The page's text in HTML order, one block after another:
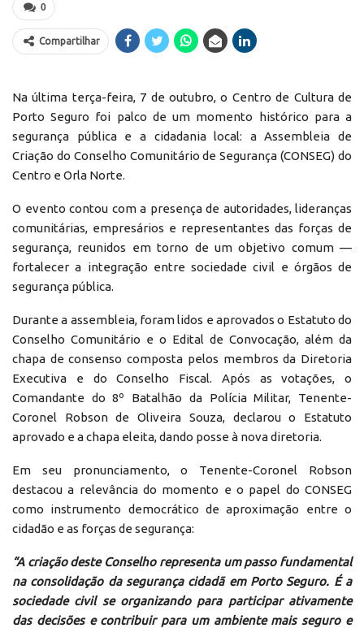
0
Compartilhar
Na última terça-feira, 7 de outubro, o Centro de Cultura de
Porto Seguro foi palco de um momento histórico para a
segurança pública e a cidadania local: a Assembleia de
Criação do Conselho Comunitário de Segurança (CONSEG) do
Centro e Orla Norte.
O evento contou com a presença de autoridades, lideranças
comunitárias, empresários e representantes das forças de
segurança, reunidos em torno de um objetivo comum —
fortalecer a integração entre sociedade civil e órgãos de
segurança pública.
Durante a assembleia, foram lidos e aprovados o Estatuto do
Conselho Comunitário e o Edital de Convocação, além da
chapa de consenso composta pelos membros da Diretoria
Executiva e do Conselho Fiscal. Após as votações, o
Comandante do 8º Batalhão da Polícia Militar, Tenente-
Coronel Robson de Oliveira Souza, declarou o Estatuto
aprovado e a chapa eleita, dando posse à nova diretoria.
Em seu pronunciamento, o Tenente-Coronel Robson
destacou a relevância do momento e o papel do CONSEG
como instrumento democrático de aproximação entre o
cidadão e as forças de segurança:
“A criação deste Conselho representa um passo fundamental
na consolidação da segurança cidadã em Porto Seguro. É a
sociedade civil se organizando para participar ativamente
das decisões e contribuir para um ambiente mais seguro e